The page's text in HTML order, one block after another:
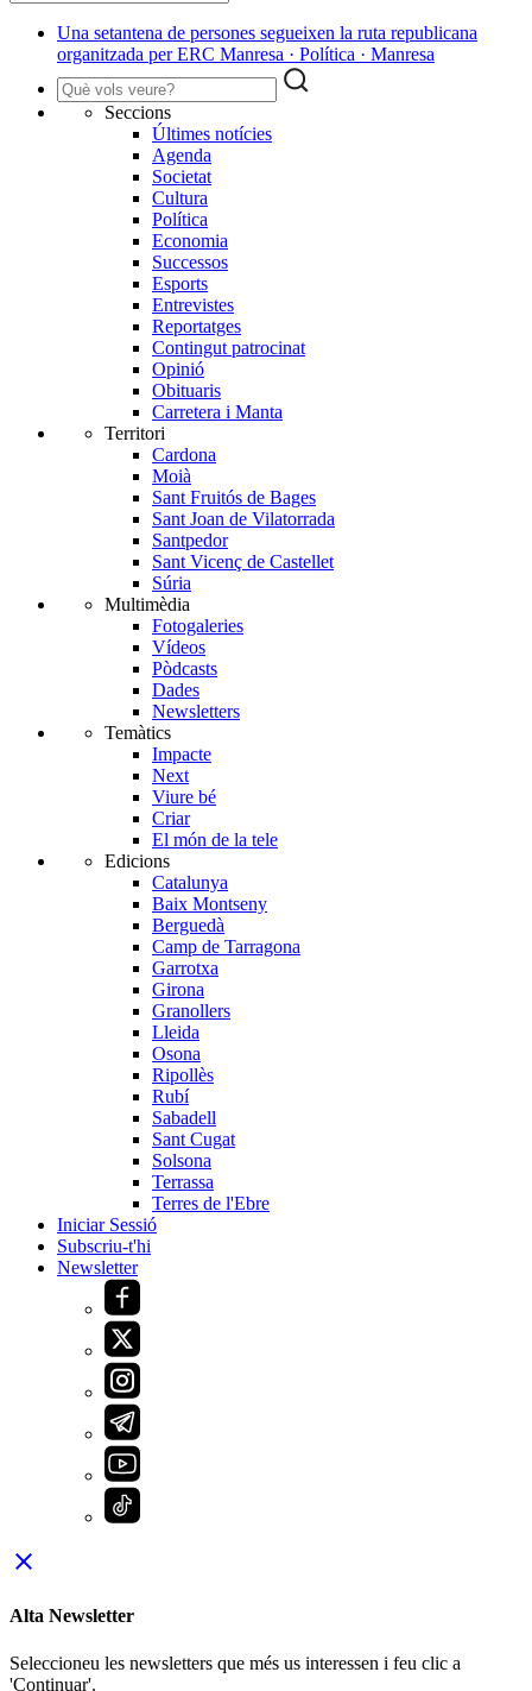
Una setantena de persones segueixen la ruta republicana
organitzada per ERC Manresa · Política · Manresa
Seccions
Últimes notícies
Agenda
Societat
Cultura
Política
Economia
Successos
Esports
Entrevistes
Reportatges
Contingut patrocinat
Opinió
Obituaris
Carretera i Manta
Territori
Cardona
Moià
Sant Fruitós de Bages
Sant Joan de Vilatorrada
Santpedor
Sant Vicenç de Castellet
Súria
Multimèdia
Fotogaleries
Vídeos
Pòdcasts
Dades
Newsletters
Temàtics
Impacte
Next
Viure bé
Criar
El món de la tele
Edicions
Catalunya
Baix Montseny
Berguedà
Camp de Tarragona
Garrotxa
Girona
Granollers
Lleida
Osona
Ripollès
Rubí
Sabadell
Sant Cugat
Solsona
Terrassa
Terres de l'Ebre
Iniciar Sessió
Subscriu-t'hi
Newsletter
close
Alta Newsletter
Seleccioneu les newsletters que més us interessen i feu clic a
'Continuar'.